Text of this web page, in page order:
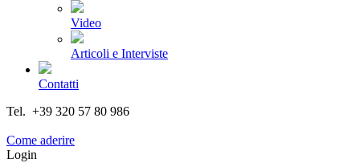
Video
Articoli e Interviste
Contatti
Tel. +39 320 57 80 986
Come aderire
Login